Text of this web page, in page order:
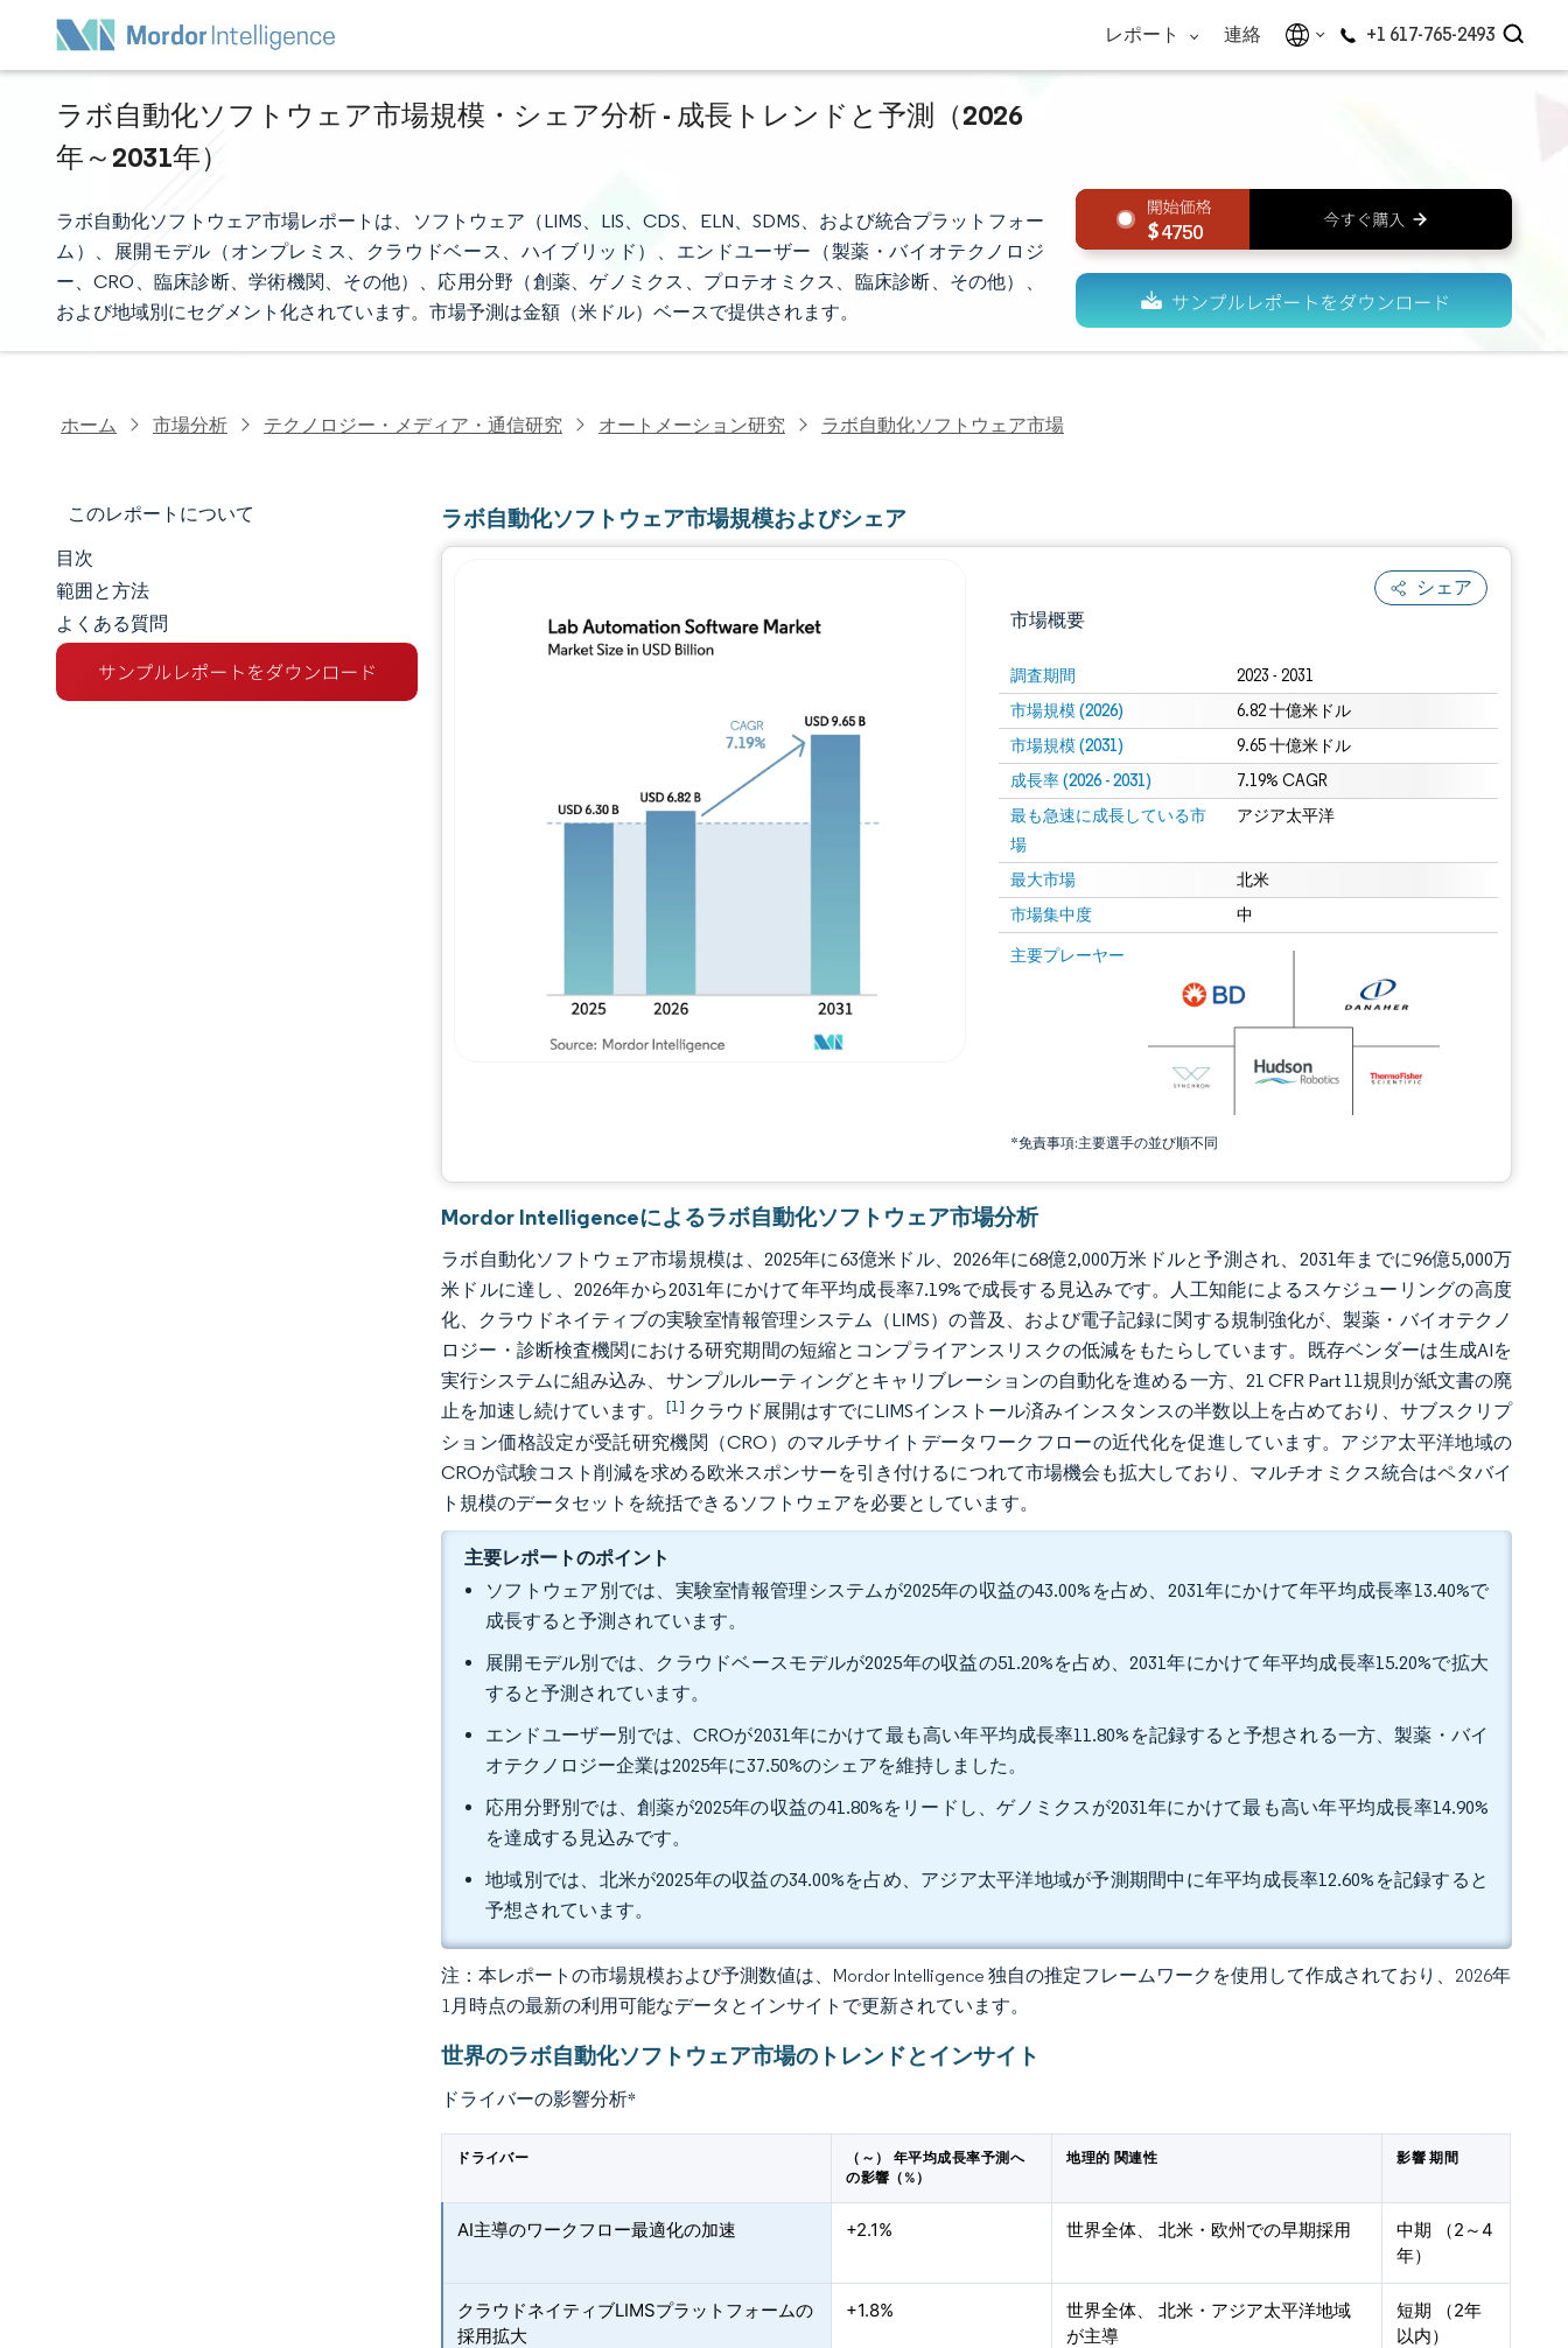
レポート 連絡 +1 617-765-2493
ラボ自動化ソフトウェア市場規模・シェア分析 - 成長トレンドと予測（2026
年～2031年）
ラボ自動化ソフトウェア市場レポートは、ソフトウェア（LIMS、LIS、CDS、ELN、SDMS、および統合プラットフォー
ム）、展開モデル（オンプレミス、クラウドベース、ハイブリッド）、エンドユーザー（製薬・バイオテクノロジ
ー、CRO、臨床診断、学術機関、その他）、応用分野（創薬、ゲノミクス、プロテオミクス、臨床診断、その他）、
および地域別にセグメント化されています。市場予測は金額（米ドル）ベースで提供されます。
4750
ホーム 市場分析 テクノロジー・メディア・通信研究 オートメーション研究 ラボ自動化ソフトウェア市場
このレポートについて
市場規模とシェア
市場分析
トレンドとインサイト
目次
範囲と方法
よくある質問
ラボ自動化ソフトウェア市場規模およびシェア
シェア
市場概要
調査期間 2023 - 2031
市場規模 (2026) 6.82 十億米ドル
市場規模 (2031) 9.65 十億米ドル
成長率 (2026 - 2031) 7.19% CAGR
最も急速に成長している市
場
アジア太平洋
最大市場 北米
市場集中度 中
主要プレーヤー
*免責事項:主要選手の並び順不同
画像 © Mordor Intelligence。再利用にはCC BY 4.0の表示が必要です。
画像 © Mordor Intelligence。再利用にはCC BY 4.0の表示が必要です。
Mordor Intelligenceによるラボ自動化ソフトウェア市場分析
ラボ自動化ソフトウェア市場規模は、2025年に63億米ドル、2026年に68億2,000万米ドルと予測され、2031年までに96億5,000万
米ドルに達し、2026年から2031年にかけて年平均成長率7.19%で成長する見込みです。人工知能によるスケジューリングの高度
化、クラウドネイティブの実験室情報管理システム（LIMS）の普及、および電子記録に関する規制強化が、製薬・バイオテクノ
ロジー・診断検査機関における研究期間の短縮とコンプライアンスリスクの低減をもたらしています。既存ベンダーは生成AIを
実行システムに組み込み、サンプルルーティングとキャリブレーションの自動化を進める一方、21 CFR Part 11規則が紙文書の廃
止を加速し続けています。 [1] クラウド展開はすでにLIMSインストール済みインスタンスの半数以上を占めており、サブスクリプ
ション価格設定が受託研究機関（CRO）のマルチサイトデータワークフローの近代化を促進しています。アジア太平洋地域の
CROが試験コスト削減を求める欧米スポンサーを引き付けるにつれて市場機会も拡大しており、マルチオミクス統合はペタバイ
ト規模のデータセットを統括できるソフトウェアを必要としています。
主要レポートのポイント
ソフトウェア別では、実験室情報管理システムが2025年の収益の43.00%を占め、2031年にかけて年平均成長率13.40%で
成長すると予測されています。
展開モデル別では、クラウドベースモデルが2025年の収益の51.20%を占め、2031年にかけて年平均成長率15.20%で拡大
すると予測されています。
エンドユーザー別では、CROが2031年にかけて最も高い年平均成長率11.80%を記録すると予想される一方、製薬・バイ
オテクノロジー企業は2025年に37.50%のシェアを維持しました。
応用分野別では、創薬が2025年の収益の41.80%をリードし、ゲノミクスが2031年にかけて最も高い年平均成長率14.90%
を達成する見込みです。
地域別では、北米が2025年の収益の34.00%を占め、アジア太平洋地域が予測期間中に年平均成長率12.60%を記録すると
予想されています。
注：本レポートの市場規模および予測数値は、Mordor Intelligence 独自の推定フレームワークを使用して作成されており、2026年
1月時点の最新の利用可能なデータとインサイトで更新されています。
世界のラボ自動化ソフトウェア市場のトレンドとインサイト
ドライバーの影響分析*
ドライバー
（～） 年平均成長率予測へ
の影響（%）
地理的 関連性 影響 期間
AI主導のワークフロー最適化の加速 +2.1% 世界全体、 北米・欧州での早期採用
中期 （2～4
年）
クラウドネイティブLIMSプラットフォームの
採用拡大
+1.8%
世界全体、 北米・アジア太平洋地域
が主導
短期 （2年
以内）